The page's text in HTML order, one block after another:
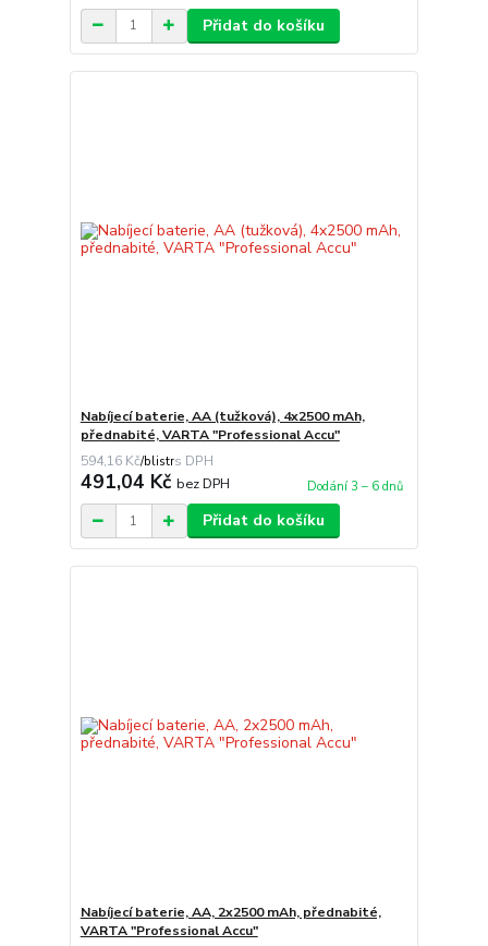
Přidat do košíku
Nabíjecí baterie, AA (tužková), 4x2500 mAh,
přednabité, VARTA "Professional Accu"
594,16 Kč/blistr
491,04 Kč bez DPH Dodání 3 – 6 dnů
Přidat do košíku
Nabíjecí baterie, AA, 2x2500 mAh, přednabité,
VARTA "Professional Accu"